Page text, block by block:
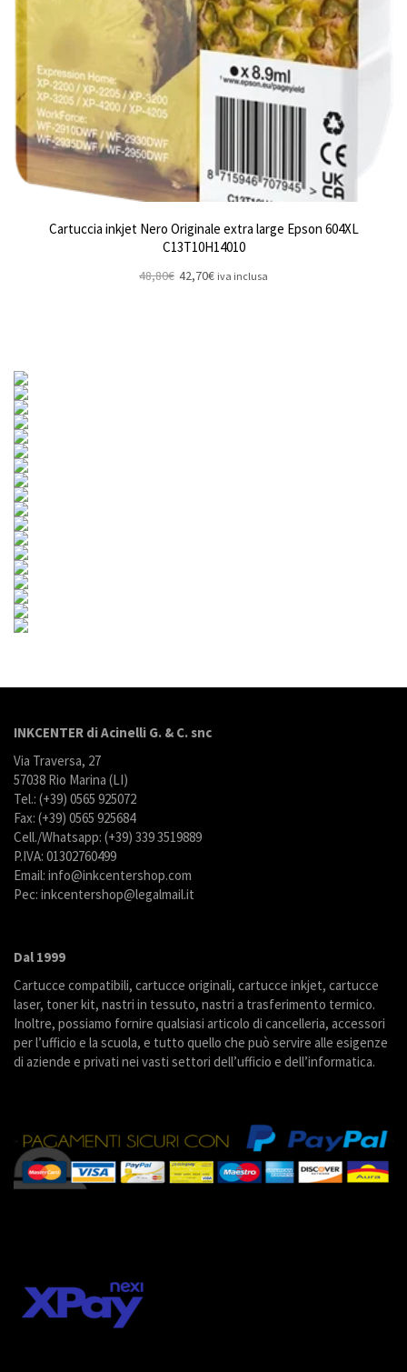
Cartuccia inkjet Nero Originale extra large Epson 604XL
C13T10H14010
48,80€ 42,70€ iva inclusa
INKCENTER di Acinelli G. & C. snc
Via Traversa, 27
57038 Rio Marina (LI)
Tel.: (+39) 0565 925072
Fax: (+39) 0565 925684
Cell./Whatsapp: (+39) 339 3519889
P.IVA: 01302760499
Email: info@inkcentershop.com
Pec: inkcentershop@legalmail.it
Dal 1999
Cartucce compatibili, cartucce originali, cartucce inkjet, cartucce
laser, toner kit, nastri in tessuto, nastri a trasferimento termico.
Inoltre, possiamo fornire qualsiasi articolo di cancelleria, accessori
per l’ufficio e la scuola, e tutto quello che può servire alle esigenze
di aziende e privati nei vasti settori dell’ufficio e dell’informatica.